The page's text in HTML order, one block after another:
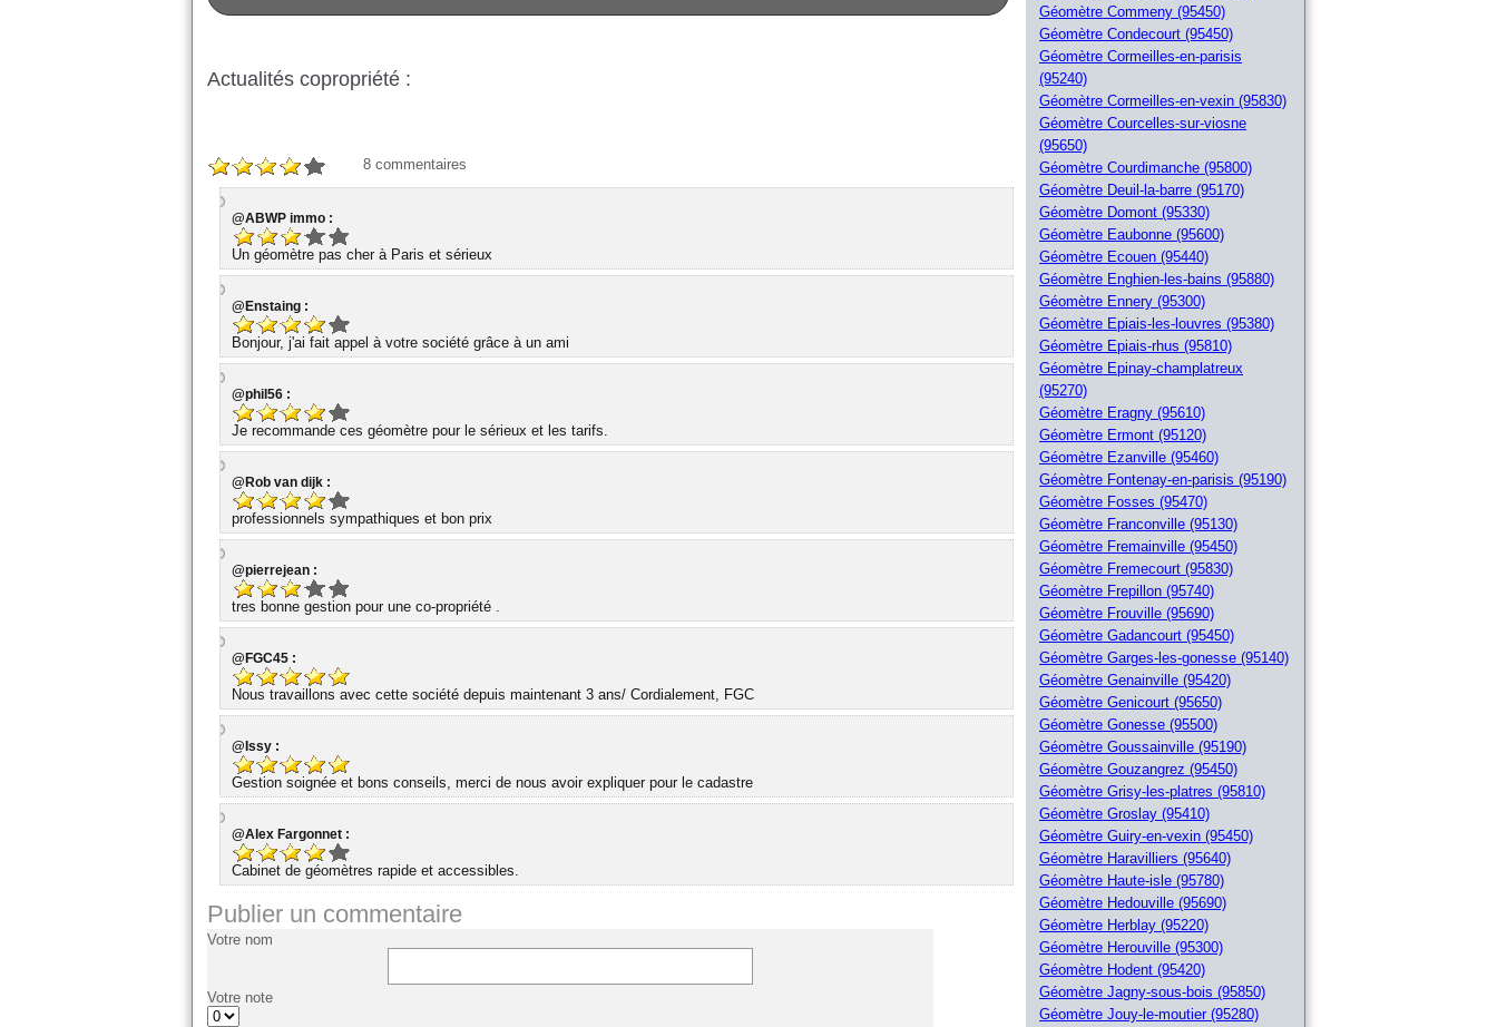
Actualités copropriété :
8 commentaires
@ABWP immo :
Un géomètre pas cher à Paris et sérieux
@Enstaing :
Bonjour, j'ai fait appel à votre société grâce à un ami
@phil56 :
Je recommande ces géomètre pour le sérieux et les tarifs.
@Rob van dijk :
professionnels sympathiques et bon prix
@pierrejean :
tres bonne gestion pour une co-propriété .
@FGC45 :
Nous travaillons avec cette société depuis maintenant 3 ans/ Cordialement, FGC
@Issy :
Gestion soignée et bons conseils, merci de nous avoir expliquer pour le cadastre
@Alex Fargonnet :
Cabinet de géomètres rapide et accessibles.
Publier un commentaire
Votre nom
Votre note
Géomètre Commeny (95450)
Géomètre Condecourt (95450)
Géomètre Cormeilles-en-parisis
(95240)
Géomètre Cormeilles-en-vexin (95830)
Géomètre Courcelles-sur-viosne
(95650)
Géomètre Courdimanche (95800)
Géomètre Deuil-la-barre (95170)
Géomètre Domont (95330)
Géomètre Eaubonne (95600)
Géomètre Ecouen (95440)
Géomètre Enghien-les-bains (95880)
Géomètre Ennery (95300)
Géomètre Epiais-les-louvres (95380)
Géomètre Epiais-rhus (95810)
Géomètre Epinay-champlatreux
(95270)
Géomètre Eragny (95610)
Géomètre Ermont (95120)
Géomètre Ezanville (95460)
Géomètre Fontenay-en-parisis (95190)
Géomètre Fosses (95470)
Géomètre Franconville (95130)
Géomètre Fremainville (95450)
Géomètre Fremecourt (95830)
Géomètre Frepillon (95740)
Géomètre Frouville (95690)
Géomètre Gadancourt (95450)
Géomètre Garges-les-gonesse (95140)
Géomètre Genainville (95420)
Géomètre Genicourt (95650)
Géomètre Gonesse (95500)
Géomètre Goussainville (95190)
Géomètre Gouzangrez (95450)
Géomètre Grisy-les-platres (95810)
Géomètre Groslay (95410)
Géomètre Guiry-en-vexin (95450)
Géomètre Haravilliers (95640)
Géomètre Haute-isle (95780)
Géomètre Hedouville (95690)
Géomètre Herblay (95220)
Géomètre Herouville (95300)
Géomètre Hodent (95420)
Géomètre Jagny-sous-bois (95850)
Géomètre Jouy-le-moutier (95280)